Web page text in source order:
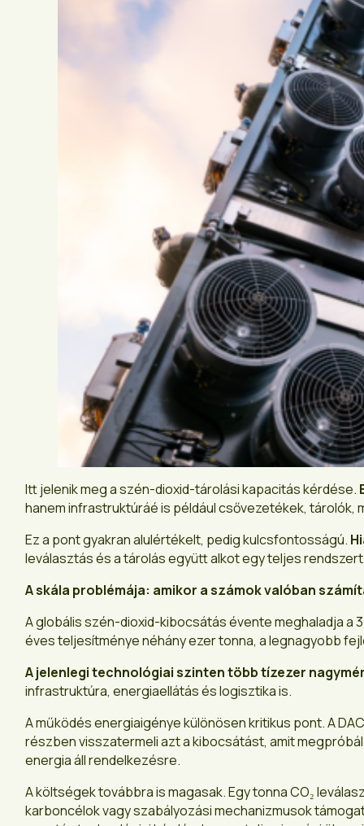
Itt jelenik meg a szén-dioxid-tárolási kapacitás kérdése.
hanem infrastruktúráé is például csővezetékek,
Ez a pont gyakran alulértékelt, pedig kulcsfontosságú.
leválasztás és a tárolás együtt alkot egy teljes
A skála problémája: amikor a számok valóban
A globális szén-dioxid-kibocsátás évente meghaladja a
éves teljesítménye néhány ezer tonna, a legnagyobb
A jelenlegi technológiai szinten több tízezer
infrastruktúra, energiaellátás és logisztika is.
A működés energiaigénye különösen kritikus pont. A
részben visszatermeli azt a kibocsátást, amit
energia áll rendelkezésre.
A költségek továbbra is magasak. Egy tonna CO₂
karboncélok vagy szabályozási mechanizmusok